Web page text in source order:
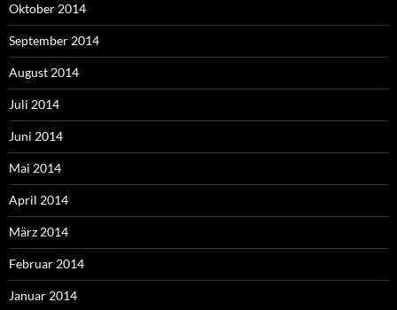
Oktober 2014
September 2014
August 2014
Juli 2014
Juni 2014
Mai 2014
April 2014
März 2014
Februar 2014
Januar 2014